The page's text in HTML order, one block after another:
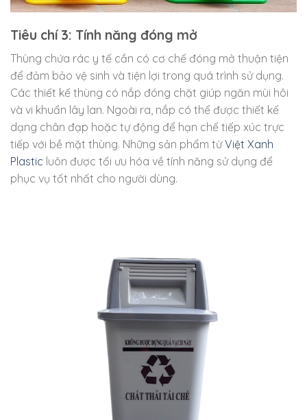
Tiêu chí 3: Tính năng đóng mở
Thùng chứa rác y tế cần có cơ chế đóng mở thuận tiện
để đảm bảo vệ sinh và tiện lợi trong quá trình sử dụng.
Các thiết kế thùng có nắp đóng chặt giúp ngăn mùi hôi
và vi khuẩn lây lan. Ngoài ra, nắp có thể được thiết kế
dạng chân đạp hoặc tự động để hạn chế tiếp xúc trực
tiếp với bề mặt thùng. Những sản phẩm từViệt Xanh
Plastic luôn được tối ưu hóa về tính năng sử dụng để
phục vụ tốt nhất cho người dùng.